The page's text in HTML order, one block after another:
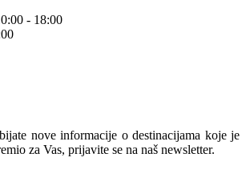
- 18:00
nove informacije o destinacijama koje je
za Vas, prijavite se na naš newsletter.